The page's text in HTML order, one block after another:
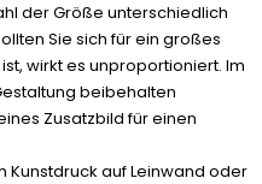
der Größe unterschiedlich
Sie sich für ein großes
wirkt es unproportioniert. Im
beibehalten
Zusatzbild für einen
Kunstdruck auf Leinwand oder